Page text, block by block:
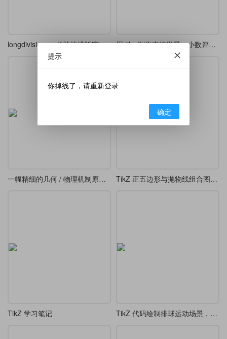
longdivision — 长除法排版宏包译介 用 tikz 制作支持半星、小数评分显示的星级评分
一幅精细的几何 / 物理机制原理图-转动连杆、轨道及阴影剖面线三维几何投影图 TikZ 正五边形与抛物线组合图形（类似 “花瓣” 或 “星形” 图案）
TikZ 学习笔记 TikZ 代码绘制排球运动场景，包含两名运动员和排球轨迹
提示
你掉线了，请重新登录
确定